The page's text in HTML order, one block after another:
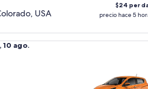
USA
$24 per
precio hace 5
10 ago.
Spark